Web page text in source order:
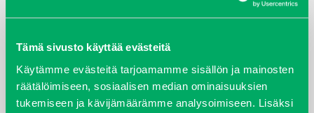
Tämä sivusto käyttää evästeitä
Käytämme evästeitä tarjoamamme sisällön ja mainosten
räätälöimiseen, sosiaalisen median ominaisuuksien
tukemiseen ja kävijämäärämme analysoimiseen. Lisäksi
elokuu 2024
syyskuu 2023